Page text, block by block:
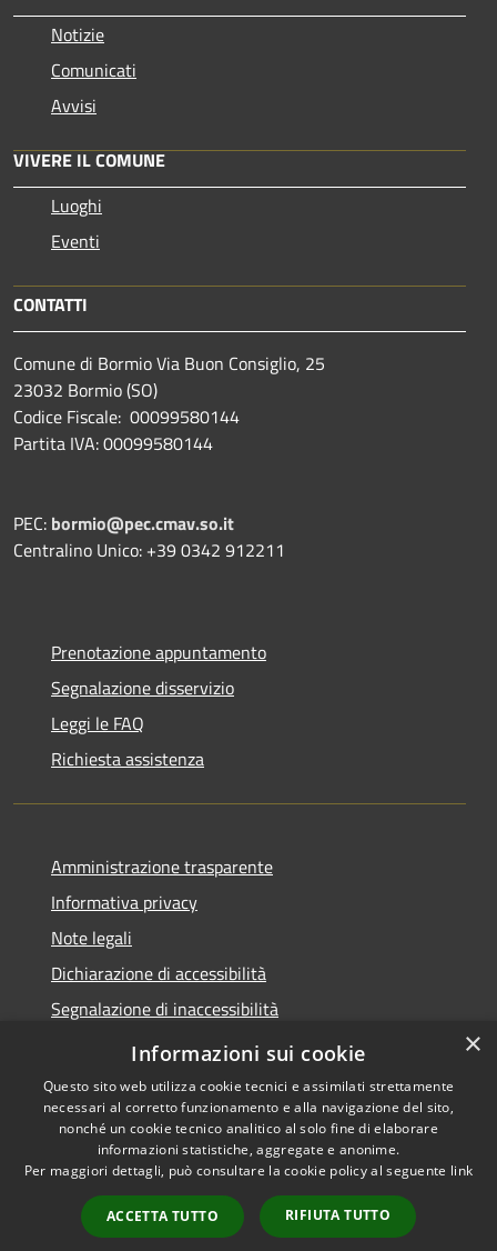
Notizie
Comunicati
Avvisi
VIVERE IL COMUNE
Luoghi
Eventi
CONTATTI
Comune di Bormio Via Buon Consiglio, 25
23032 Bormio (SO)
Codice Fiscale: 00099580144
Partita IVA: 00099580144
PEC: bormio@pec.cmav.so.it
Centralino Unico: +39 0342 912211
Prenotazione appuntamento
Segnalazione disservizio
Leggi le FAQ
Richiesta assistenza
Amministrazione trasparente
Informativa privacy
Note legali
Dichiarazione di accessibilità
Segnalazione di inaccessibilità
Whistleblowing segnalazione illeciti
Accessibilità
Copyright © 2026 • Comune di
Bormio • Powered by
Municipium•
Accesso
redazione
×
Informazioni sui cookie
Questo sito web utilizza cookie tecnici e assimilati strettamente
necessari al corretto funzionamento e alla navigazione del sito,
nonché un cookie tecnico analitico al solo fine di elaborare
informazioni statistiche, aggregate e anonime.
Per maggiori dettagli, può consultare la cookie policy al seguente link
ACCETTA TUTTO RIFIUTA TUTTO